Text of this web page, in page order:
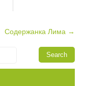
Содержанка Лима →